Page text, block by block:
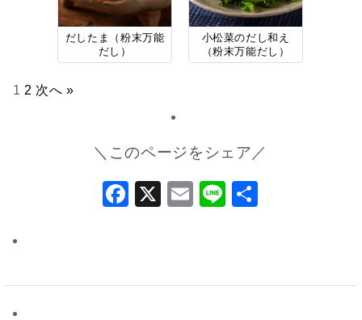
だしたま（粉末万能
だし）
小松菜のだし和え
（粉末万能だし）
1 2 次へ »
＼このページをシェア／
Facebook
X Email
Line